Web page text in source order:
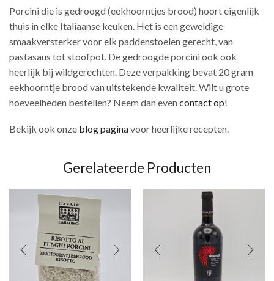
Porcini die is gedroogd (eekhoorntjes brood) hoort eigenlijk
thuis in elke Italiaanse keuken. Het is een geweldige
smaakversterker voor elk paddenstoelen gerecht, van
pastasaus tot stoofpot. De gedroogde porcini ook ook
heerlijk bij wildgerechten. Deze verpakking bevat 20 gram
eekhoorntje brood van uitstekende kwaliteit. Wilt u grote
hoeveelheden bestellen? Neem dan evencontact op!
Bekijk ook onze blog paginavoor heerlijke recepten.
Gerelateerde Producten